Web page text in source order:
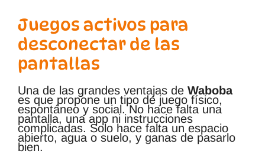
Juegos activos para
desconectar de las
pantallas
Una de las grandes ventajas de Waboba
es que propone un tipo de juego físico,
espontáneo y social. No hace falta una
pantalla, una app ni instrucciones
complicadas. Solo hace falta un espacio
abierto, agua o suelo, y ganas de pasarlo
bien.